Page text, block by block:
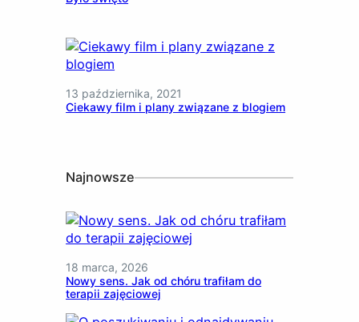
13 października, 2021
Ciekawy film i plany związane z blogiem
Najnowsze
18 marca, 2026
Nowy sens. Jak od chóru trafiłam do
terapii zajęciowej